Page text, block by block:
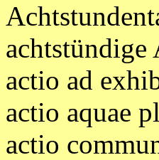
achtstündige
actio ad
actio aquae
actio